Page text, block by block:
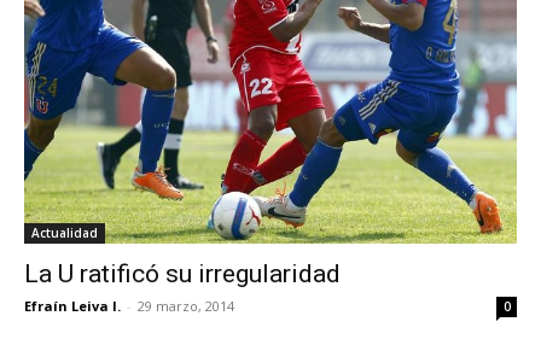
Actualidad
La U ratificó su irregularidad
Efraín Leiva I. - 29 marzo, 2014 0